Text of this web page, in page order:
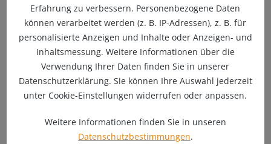
Innendurchmesser:10 mm | Farbe: blauGrößen: Ø 3-
51mm | Rollenware: 1-100m
BESTSELLER! High-Performance Silikon mit mehrlagiger
Gewebeverstärkung aus vernetztem HT-Polyester |
Wandstärke: 2-5mm | Einsatzbereich: bis +180°C | max.
Überdruck: bis 6 Bar
Regulärer Preis:
Erfahrung zu verbessern. Personenbezogene Daten
können verarbeitet werden (z. B. IP-Adressen), z. B. für
personalisierte Anzeigen und Inhalte oder Anzeigen- und
Inhaltsmessung. Weitere Informationen über die
Verwendung Ihrer Daten finden Sie in unserer
Datenschutzerklärung. Sie können Ihre Auswahl jederzeit
unter Cookie-Einstellungen widerrufen oder anpassen.
Weitere Informationen finden Sie in unseren
Datenschutzbestimmungen.